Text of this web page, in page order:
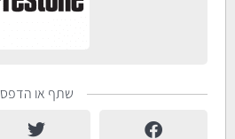
שתף או הדפס